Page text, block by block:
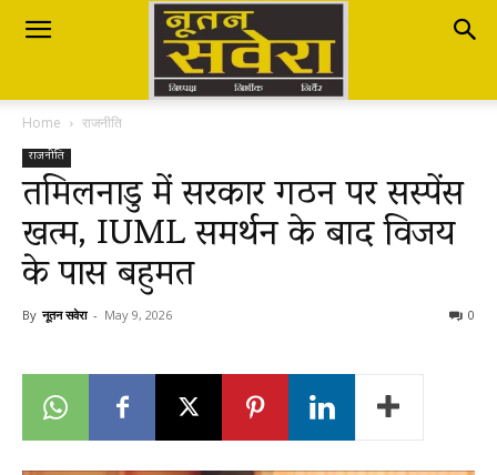
Nutan
Savera
नूतन
सवेरा
Home राजनीति
राजनीति
तमिलनाडु में सरकार गठन पर सस्पेंस
खत्म, IUML समर्थन के बाद विजय
के पास बहुमत
By नूतन सवेरा - May 9, 2026 0